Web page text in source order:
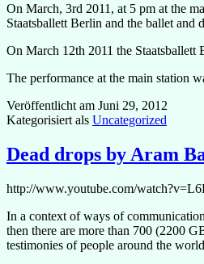
On March, 3rd 2011, at 5 pm at the
Staatsballett Berlin and the ballet
On March 12th 2011 the
The performance at the main station
Veröffentlicht am Juni 29, 2012
Kategorisiert als Uncategorized
Dead drops by Aram
http://www.youtube.com/
In a context of ways of
then there are more than 700 (2200
testimonies of people around the